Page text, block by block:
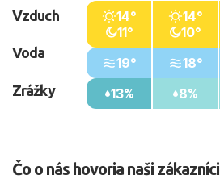
Vzduch
Voda
Zrážky
14°
11°
19°
13%
14°
10°
18°
8%
Čo o nás hovoria naši zákazníci